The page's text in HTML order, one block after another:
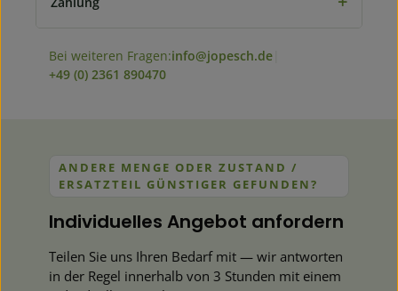
Bei weiteren Fragen:info@jopesch.de
+49 (0) 2361 890470
ANDERE MENGE ODER ZUSTAND /
ERSATZTEIL GÜNSTIGER GEFUNDEN?
Individuelles Angebot anfordern
Teilen Sie uns Ihren Bedarf mit — wir antworten
in der Regel innerhalb von 3 Stunden mit einem